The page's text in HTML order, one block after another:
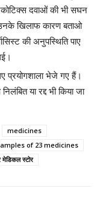
दवाओं की भी सघन
उनके खिलाफ कारण बताओ
की अनुपस्थिति पाए
प्रयोगशाला भेजे गए हैं।
या रद्द भी किया जा
medicines
of 23 medicines
मेडिकल स्टोर